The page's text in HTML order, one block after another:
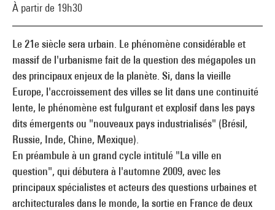
Le 21e siècle sera urbain. Le phénomène considérable et
massif de l'urbanisme fait de la question des mégapoles un
des principaux enjeux de la planète. Si, dans la vieille
Europe, l'accroissement des villes se lit dans une continuité
lente, le phénomène est fulgurant et explosif dans les pays
dits émergents ou "nouveaux pays industrialisés" (Brésil,
Russie, Inde, Chine, Mexique).
En préambule à un grand cycle intitulé "La ville en
question", qui débutera à l'automne 2009, avec les
principaux spécialistes et acteurs des questions urbaines et
architecturales dans le monde, la sortie en France de deux
À partir de 19h30